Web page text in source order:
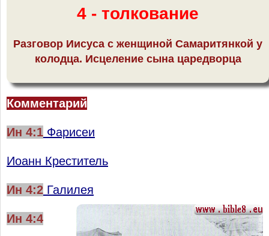
4 - толкование
Разговор Иисуса с женщиной Самаритянкой у
колодца. Исцеление сына царедворца
Комментарий
Ин 4:1 Фарисеи
Иоанн Креститель
Ин 4:2 Галилея
Ин 4:4